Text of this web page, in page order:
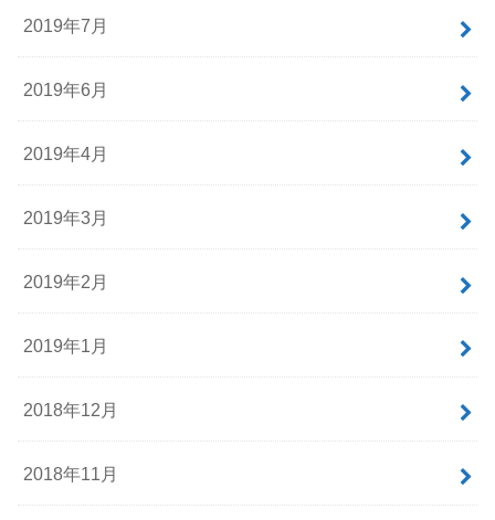
2019年7月
2019年6月
2019年4月
2019年3月
2019年2月
2019年1月
2018年12月
2018年11月